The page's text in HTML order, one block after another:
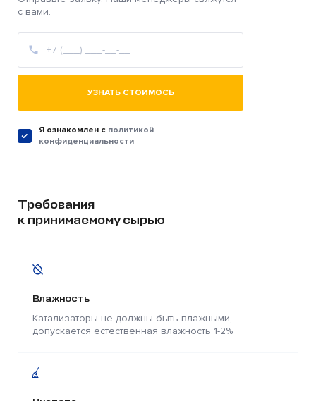
с вами.
УЗНАТЬ СТОИМОСЬ
Я ознакомлен c политикой
конфиденциальности
Требования
к принимаемому сырью
Влажность
Катализаторы не должны быть влажными,
допускается естественная влажность 1-2%